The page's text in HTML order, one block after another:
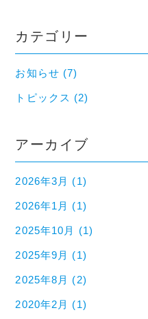
カテゴリー
お知らせ (7)
トピックス (2)
アーカイブ
2026年3月 (1)
2026年1月 (1)
2025年10月 (1)
2025年9月 (1)
2025年8月 (2)
2020年2月 (1)